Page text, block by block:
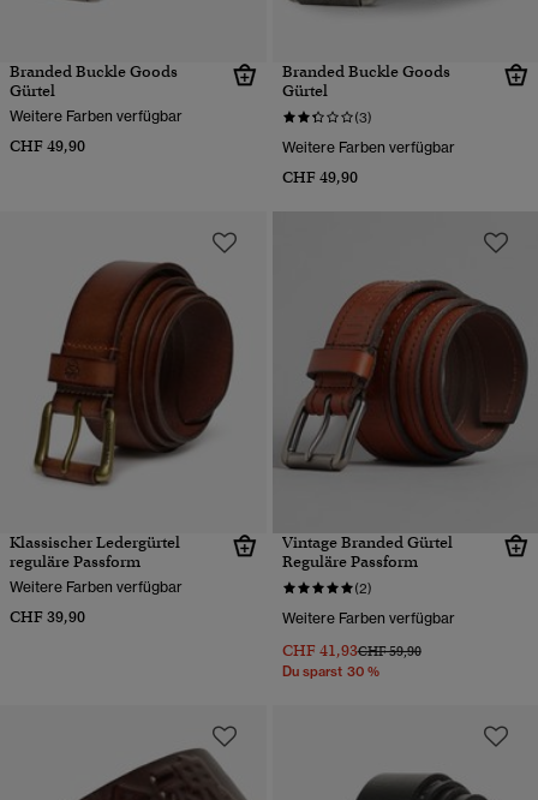
Branded Buckle Goods
Gürtel
Weitere Farben verfügbar
CHF 49,90
Branded Buckle Goods
Gürtel
(3)
Weitere Farben verfügbar
CHF 49,90
Klassischer Ledergürtel
reguläre Passform
Weitere Farben verfügbar
CHF 39,90
Vintage Branded Gürtel
Reguläre Passform
(2)
Weitere Farben verfügbar
CHF 41,93Preis wurde reduziert von
CHF 59,90bis
Du sparst 30 %